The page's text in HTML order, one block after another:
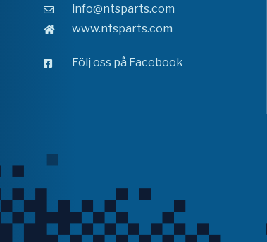
info@ntsparts.com
www.ntsparts.com
Följ oss på Facebook